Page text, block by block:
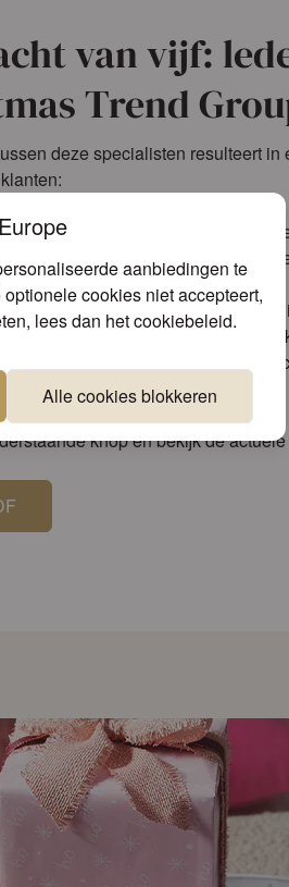
aanbiedingen te
cookies niet accepteert,
lees dan hetcookiebeleid.
Alle cookies blokkeren
van vijf:
Trend
deze specialisten resulteert
B.V.:
Hoogwaardige servetten
Decor GmbH:Unieke glazen
Wachswarenfabrik GmbH & Co.
+ Co KG:Exclusieve
GmbH:Stijlvol cadeaupapier en
wij ervoor dat u elk jaar de meest
kunt inkopen.
knop en bekijk de